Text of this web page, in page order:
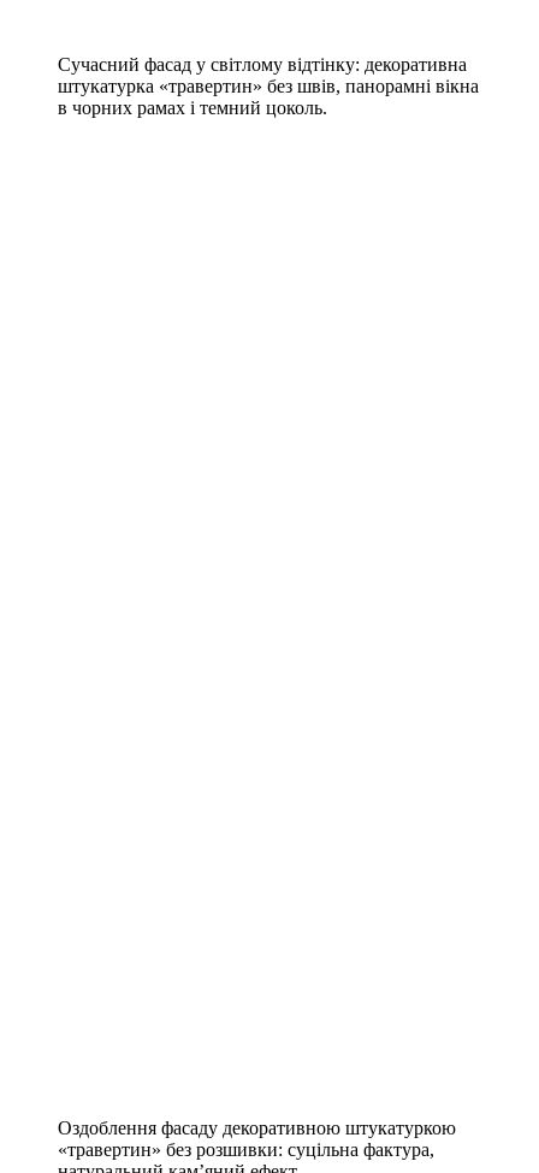
Сучасний фасад у світлому відтінку: декоративна
штукатурка «травертин» без швів, панорамні вікна
в чорних рамах і темний цоколь.
Оздоблення фасаду декоративною штукатуркою
«травертин» без розшивки: суцільна фактура,